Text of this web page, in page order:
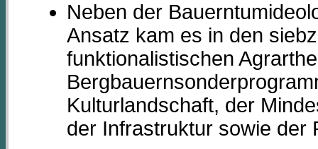
Neben der
Ansatz kam es in den
funktionalistischen
Kulturlandschaft, der
der Infrastruktur sowie der